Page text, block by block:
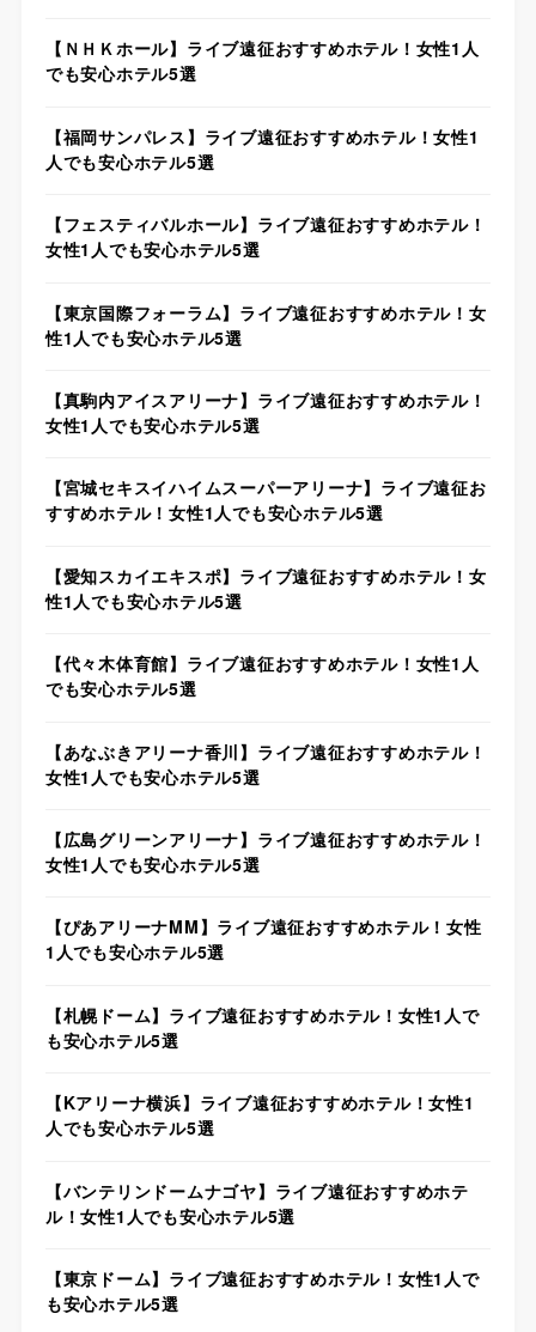
【ＮＨＫホール】ライブ遠征おすすめホテル！女性1人
でも安心ホテル5選
【福岡サンパレス】ライブ遠征おすすめホテル！女性1
人でも安心ホテル5選
【フェスティバルホール】ライブ遠征おすすめホテル！
女性1人でも安心ホテル5選
【東京国際フォーラム】ライブ遠征おすすめホテル！女
性1人でも安心ホテル5選
【真駒内アイスアリーナ】ライブ遠征おすすめホテル！
女性1人でも安心ホテル5選
【宮城セキスイハイムスーパーアリーナ】ライブ遠征お
すすめホテル！女性1人でも安心ホテル5選
【愛知スカイエキスポ】ライブ遠征おすすめホテル！女
性1人でも安心ホテル5選
【代々木体育館】ライブ遠征おすすめホテル！女性1人
でも安心ホテル5選
【あなぶきアリーナ香川】ライブ遠征おすすめホテル！
女性1人でも安心ホテル5選
【広島グリーンアリーナ】ライブ遠征おすすめホテル！
女性1人でも安心ホテル5選
【ぴあアリーナMM】ライブ遠征おすすめホテル！女性
1人でも安心ホテル5選
【札幌ドーム】ライブ遠征おすすめホテル！女性1人で
も安心ホテル5選
【Kアリーナ横浜】ライブ遠征おすすめホテル！女性1
人でも安心ホテル5選
【バンテリンドームナゴヤ】ライブ遠征おすすめホテ
ル！女性1人でも安心ホテル5選
【東京ドーム】ライブ遠征おすすめホテル！女性1人で
も安心ホテル5選